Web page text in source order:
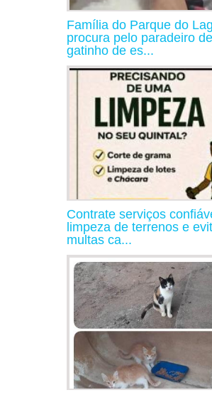
Família do Parque do
procura pelo paradeiro
gatinho de es...
Contrate serviços
limpeza de terrenos e
multas ca...